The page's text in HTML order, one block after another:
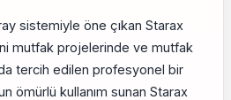
ray sistemiyle öne çıkan Starax
mutfak projelerinde ve mutfak
tercih edilen profesyonel bir
ömürlü kullanım sunan Starax